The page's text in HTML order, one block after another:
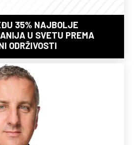
35% NAJBOLJE
U SVETU PREMA
ODRŽIVOSTI